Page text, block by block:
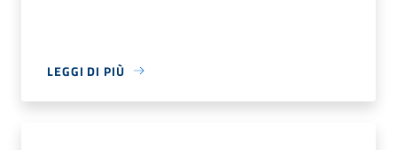
LEGGI DI PIÙ